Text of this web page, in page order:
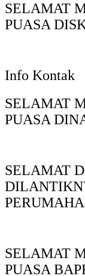
SELAMAT
PUASA
Info Kontak
SELAMAT
PUASA
SELAMAT
SELAMAT
PUASA